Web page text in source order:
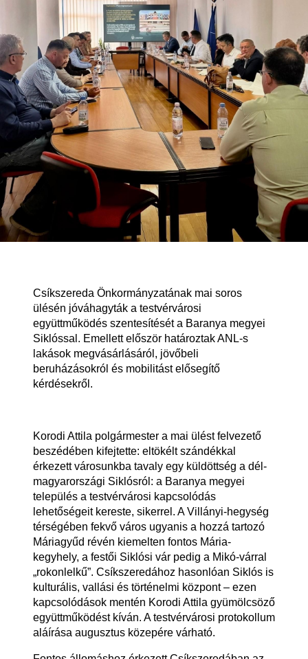
Csíkszereda Önkormányzatának mai soros
ülésén jóváhagyták a testvérvárosi
együttműködés szentesítését a Baranya megyei
Siklóssal. Emellett először határoztak ANL-s
lakások megvásárlásáról, jövőbeli
beruházásokról és mobilitást elősegítő
kérdésekről.
Korodi Attila polgármester a mai ülést felvezető
beszédében kifejtette: eltökélt szándékkal
érkezett városunkba tavaly egy küldöttség a dél-
magyarországi Siklósról: a Baranya megyei
település a testvérvárosi kapcsolódás
lehetőségeit kereste, sikerrel. A Villányi-hegység
térségében fekvő város ugyanis a hozzá tartozó
Máriagyűd révén kiemelten fontos Mária-
kegyhely, a festői Siklósi vár pedig a Mikó-várral
„rokonlelkű”. Csíkszeredához hasonlóan Siklós is
kulturális, vallási és történelmi központ – ezen
kapcsolódások mentén Korodi Attila gyümölcsöző
együttműködést kíván. A testvérvárosi protokollum
aláírása augusztus közepére várható.